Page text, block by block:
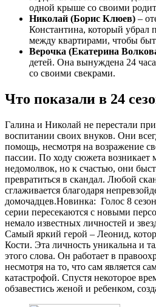
одной крыше со своими
Николай (Борис Клюев) –
Константина, который убрал
между квартирами, чтобы
Верочка (Екатерина
детей. Она вынуждена 24
со своими свекрами.
Что показали в 24
Галина и Николай не перестали
воспитании своих внуков. Они
помощь, несмотря на возражение
пассии. По ходу сюжета возникает
недомолвок, но к счастью, они
превратиться в скандал. Любой
сглаживается благодаря
домочадцев.Новинка: Голос 8 сезон
серии пересекаются с новыми
немало известных личностей и
Самый яркий герой – Леонид,
Кости. Эта личность уникальна и
этого слова. Он работает в
несмотря на то, что сам является
катастрофой. Спустя некоторое
обзавестись женой и ребенком,